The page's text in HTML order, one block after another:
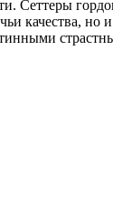
Сеттеры
качества, но